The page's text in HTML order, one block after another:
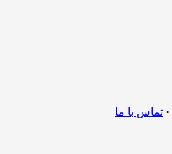
· تماس با ما